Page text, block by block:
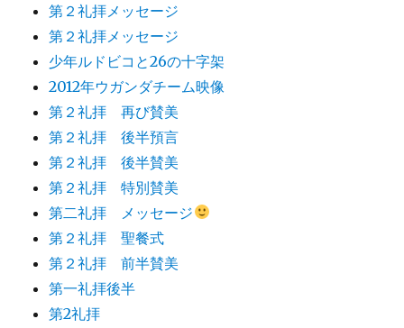
第２礼拝メッセージ
第２礼拝メッセージ
少年ルドビコと26の十字架
2012年ウガンダチーム映像
第２礼拝 再び賛美
第２礼拝 後半預言
第２礼拝 後半賛美
第２礼拝 特別賛美
第二礼拝 メッセージ
第２礼拝 聖餐式
第２礼拝 前半賛美
第一礼拝後半
第2礼拝